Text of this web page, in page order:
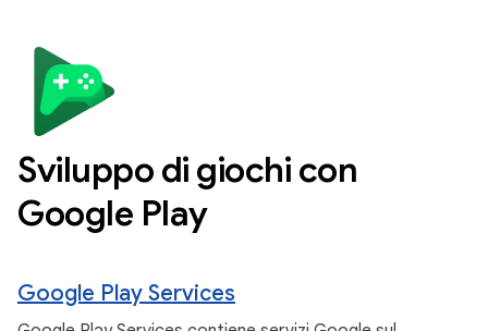
Sviluppo di giochi con
Google Play
Google Play Services